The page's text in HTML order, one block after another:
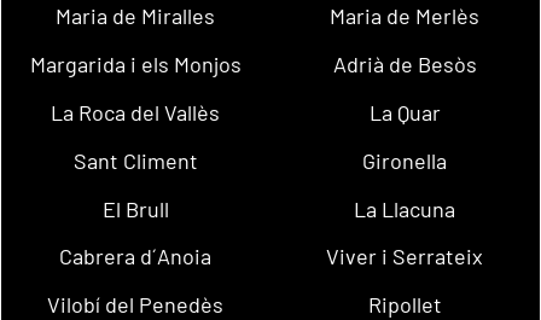
Maria de Miralles
Maria de Merlès
Margarida i els Monjos
Adrià de Besòs
La Roca del Vallès
La Quar
Sant Climent
Gironella
El Brull
La Llacuna
Cabrera d´Anoia
Viver i Serrateix
Vilobí del Penedès
Ripollet